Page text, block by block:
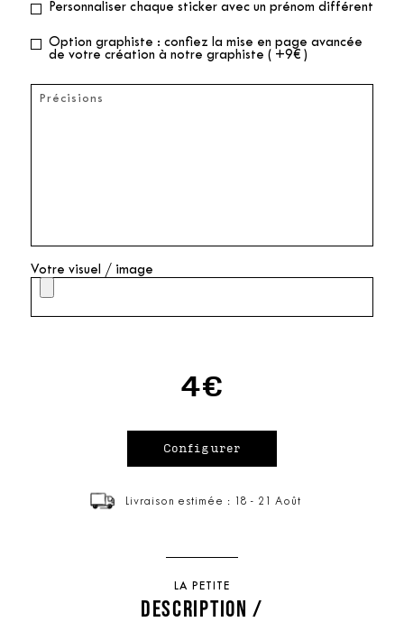
Personnaliser chaque sticker avec un prénom différent
Option graphiste : confiez la mise en page avancée
de votre création à notre graphiste ( +9€ )
Votre visuel / image
4€
Livraison estimée : 18 - 21 Août
LA PETITE
DESCRIPTION /